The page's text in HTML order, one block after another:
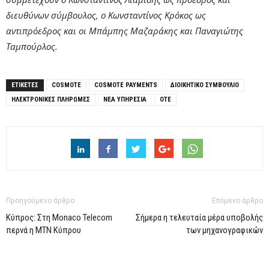
διευθύνων σύμβουλος, ο Κωνσταντίνος Κρόκος ως
αντιπρόεδρος και οι Μπάμπης Μαζαράκης και Παναγιώτης
Ταμπούρλος.
ΕΤΙΚΕΤΕΣ COSMOTE COSMOTE PAYMENTS
ΔΙΟΙΚΗΤΙΚΟ ΣΥΜΒΟΥΛΙΟ
ΗΛΕΚΤΡΟΝΙΚΕΣ ΠΛΗΡΩΜΕΣ
ΝΕΑ ΥΠΗΡΕΣΙΑ ΟΤΕ
Προηγούμενο άρθρο
Κύπρος: Στη Monaco Telecom
περνά η ΜΤΝ Κύπρου
Επόμενο άρθρο
Σήμερα η τελευταία μέρα υποβολής
των μηχανογραφικών